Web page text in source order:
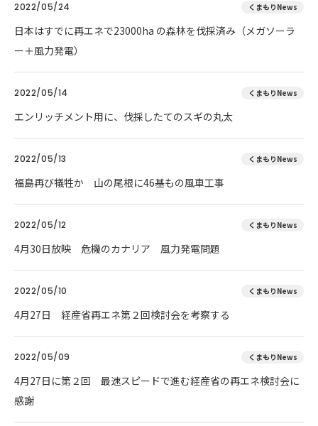
2022/05/24 くまもりNews
日本はすでに再エネで23000ha の森林を伐採済み（メガソーラ
ー＋風力発電）
2022/05/14 くまもりNews
エンリッチメント用に、伐採したてのスギの丸太
2022/05/13 くまもりNews
福島再び犠牲か 山の尾根に46基もの風車工事
2022/05/12 くまもりNews
4月30日放映 危機のカナリア 風力発電問題
2022/05/10 くまもりNews
4月27日 経産省再エネ第２回検討会を考察する
2022/05/09 くまもりNews
4月27日に第２回 最速スピードで進む経産省の再エネ検討会に
感謝